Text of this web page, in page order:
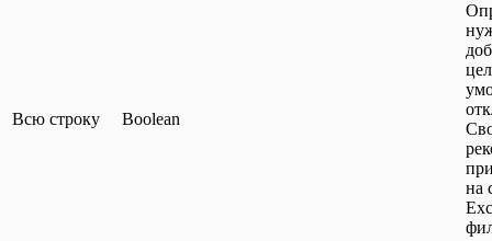
Всю строку Boolean
на